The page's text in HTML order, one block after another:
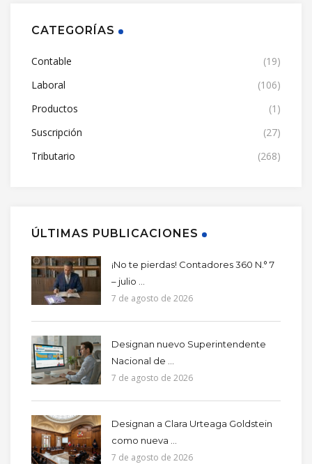
CATEGORÍAS
Contable
(19)
Laboral
(106)
Productos
(1)
Suscripción
(27)
Tributario
(268)
ÚLTIMAS PUBLICACIONES
¡No te pierdas! Contadores 360 N.° 7
– julio ...
7 de agosto de 2026
Designan nuevo Superintendente
Nacional de ...
7 de agosto de 2026
Designan a Clara Urteaga Goldstein
como nueva ...
7 de agosto de 2026